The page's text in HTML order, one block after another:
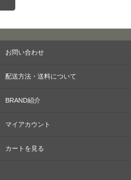
お問い合わせ
配送方法・送料について
BRAND紹介
マイアカウント
カートを見る